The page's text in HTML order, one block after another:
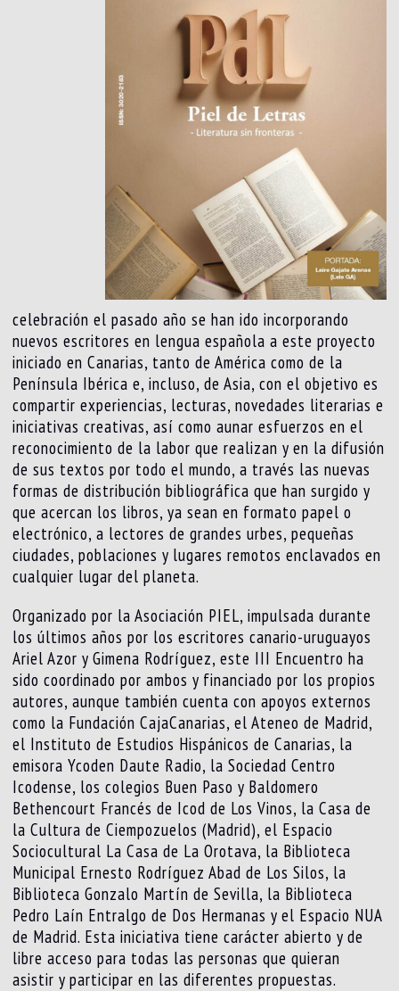
celebración el pasado año se han ido incorporando
nuevos escritores en lengua española a este proyecto
iniciado en Canarias, tanto de América como de la
Península Ibérica e, incluso, de Asia, con el objetivo es
compartir experiencias, lecturas, novedades literarias e
iniciativas creativas, así como aunar esfuerzos en el
reconocimiento de la labor que realizan y en la difusión
de sus textos por todo el mundo, a través las nuevas
formas de distribución bibliográfica que han surgido y
que acercan los libros, ya sean en formato papel o
electrónico, a lectores de grandes urbes, pequeñas
ciudades, poblaciones y lugares remotos enclavados en
cualquier lugar del planeta.
Organizado por la Asociación PIEL, impulsada durante
los últimos años por los escritores canario-uruguayos
Ariel Azor y Gimena Rodríguez, este III Encuentro ha
sido coordinado por ambos y financiado por los propios
autores, aunque también cuenta con apoyos externos
como la Fundación CajaCanarias, el Ateneo de Madrid,
el Instituto de Estudios Hispánicos de Canarias, la
emisora Ycoden Daute Radio, la Sociedad Centro
Icodense, los colegios Buen Paso y Baldomero
Bethencourt Francés de Icod de Los Vinos, la Casa de
la Cultura de Ciempozuelos (Madrid), el Espacio
Sociocultural La Casa de La Orotava, la Biblioteca
Municipal Ernesto Rodríguez Abad de Los Silos, la
Biblioteca Gonzalo Martín de Sevilla, la Biblioteca
Pedro Laín Entralgo de Dos Hermanas y el Espacio NUA
de Madrid. Esta iniciativa tiene carácter abierto y de
libre acceso para todas las personas que quieran
asistir y participar en las diferentes propuestas.